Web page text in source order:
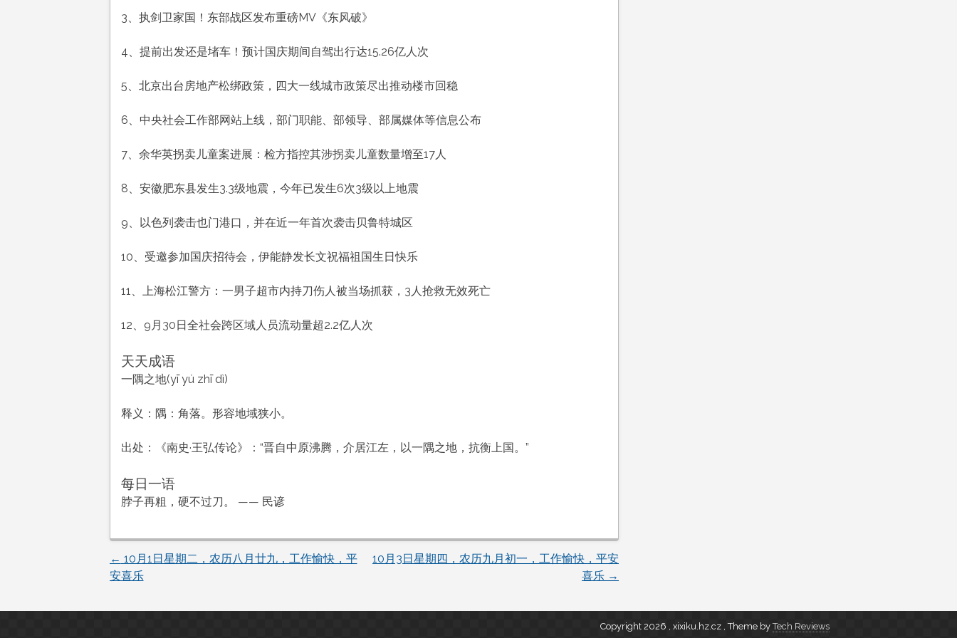
历
月
十，
作
快，
安
乐
3、执剑卫家国！东部战区发布重磅MV《东风破》
4、提前出发还是堵车！预计国庆期间自驾出行达15.26亿人次
5、北京出台房地产松绑政策，四大一线城市政策尽出推动楼市回稳
6、中央社会工作部网站上线，部门职能、部领导、部属媒体等信息公布
7、余华英拐卖儿童案进展：检方指控其涉拐卖儿童数量增至17人
8、安徽肥东县发生3.3级地震，今年已发生6次3级以上地震
9、以色列袭击也门港口，并在近一年首次袭击贝鲁特城区
10、受邀参加国庆招待会，伊能静发长文祝福祖国生日快乐
11、上海松江警方：一男子超市内持刀伤人被当场抓获，3人抢救无效死亡
12、9月30日全社会跨区域人员流动量超2.2亿人次
天天成语
一隅之地(yī yú zhī dì)
释义：隅：角落。形容地域狭小。
出处：《南史·王弘传论》：“晋自中原沸腾，介居江左，以一隅之地，抗衡上国。”
每日一语
脖子再粗，硬不过刀。 —— 民谚
文
← 10月1日星期二，农历八月廿九，工作愉快，平
安喜乐
10月3日星期四，农历九月初一，工作愉快，平安
喜乐 →
Copyright 2026 , xixiku.hz.cz ,Theme byTech Reviews